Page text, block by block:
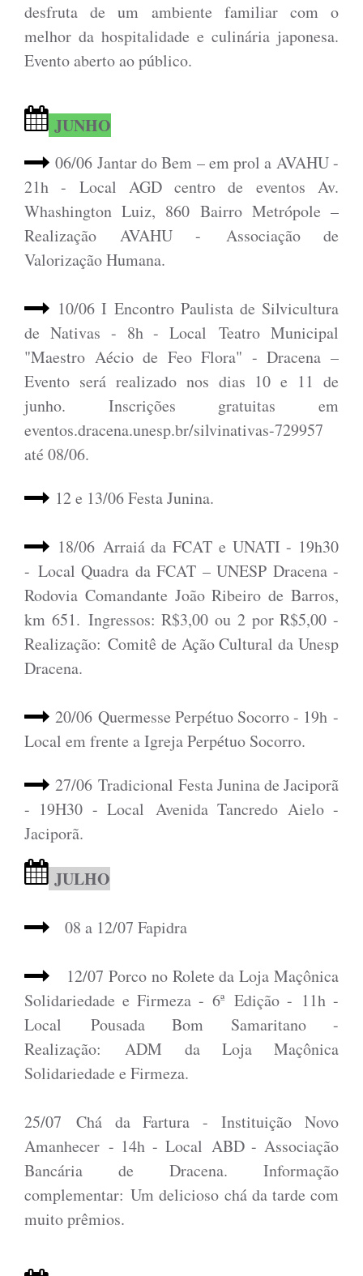
desfruta de um ambiente familiar com o
melhor da hospitalidade e culinária japonesa.
Evento aberto ao público.
JUNHO
06/06 Jantar do Bem – em prol a AVAHU -
21h - Local AGD centro de eventos Av.
Whashington Luiz, 860 Bairro Metrópole –
Realização AVAHU - Associação de
Valorização Humana.
10/06 I Encontro Paulista de Silvicultura
de Nativas - 8h - Local Teatro Municipal
"Maestro Aécio de Feo Flora" - Dracena –
Evento será realizado nos dias 10 e 11 de
junho. Inscrições gratuitas em
eventos.dracena.unesp.br/silvinativas-729957
até 08/06.
12 e 13/06 Festa Junina.
18/06 Arraiá da FCAT e UNATI - 19h30
- Local Quadra da FCAT – UNESP Dracena -
Rodovia Comandante João Ribeiro de Barros,
km 651. Ingressos: R$3,00 ou 2 por R$5,00 -
Realização: Comitê de Ação Cultural da Unesp
Dracena.
20/06 Quermesse Perpétuo Socorro - 19h -
Local em frente a Igreja Perpétuo Socorro.
27/06 Tradicional Festa Junina de Jaciporã
- 19H30 - Local Avenida Tancredo Aielo -
Jaciporã.
JULHO
08 a 12/07 Fapidra
12/07 Porco no Rolete da Loja Maçônica
Solidariedade e Firmeza - 6ª Edição - 11h -
Local Pousada Bom Samaritano -
Realização: ADM da Loja Maçônica
Solidariedade e Firmeza.
25/07 Chá da Fartura - Instituição Novo
Amanhecer - 14h - Local ABD - Associação
Bancária de Dracena. Informação
complementar: Um delicioso chá da tarde com
muito prêmios.